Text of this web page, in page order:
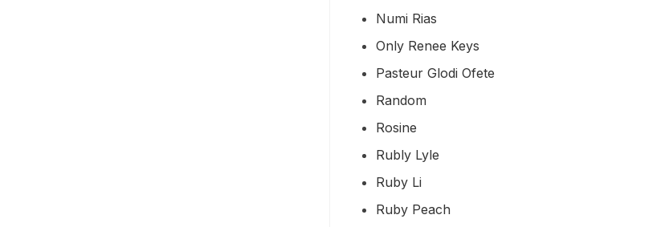
Numi Rias
Only Renee Keys
Pasteur Glodi Ofete
Random
Rosine
Rubly Lyle
Ruby Li
Ruby Peach